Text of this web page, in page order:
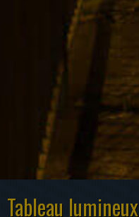
Tableau lumineux